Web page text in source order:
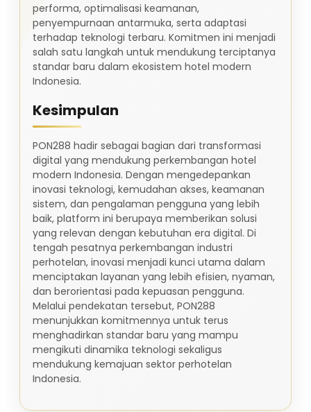
performa, optimalisasi keamanan,
penyempurnaan antarmuka, serta adaptasi
terhadap teknologi terbaru. Komitmen ini menjadi
salah satu langkah untuk mendukung terciptanya
standar baru dalam ekosistem hotel modern
Indonesia.
Kesimpulan
PON288 hadir sebagai bagian dari transformasi
digital yang mendukung perkembangan hotel
modern Indonesia. Dengan mengedepankan
inovasi teknologi, kemudahan akses, keamanan
sistem, dan pengalaman pengguna yang lebih
baik, platform ini berupaya memberikan solusi
yang relevan dengan kebutuhan era digital. Di
tengah pesatnya perkembangan industri
perhotelan, inovasi menjadi kunci utama dalam
menciptakan layanan yang lebih efisien, nyaman,
dan berorientasi pada kepuasan pengguna.
Melalui pendekatan tersebut, PON288
menunjukkan komitmennya untuk terus
menghadirkan standar baru yang mampu
mengikuti dinamika teknologi sekaligus
mendukung kemajuan sektor perhotelan
Indonesia.